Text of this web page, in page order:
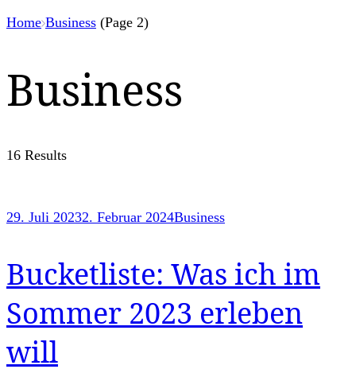
Home Business(Page 2)
Business
16 Results
29. Juli 20232. Februar 2024Business
Bucketliste: Was ich im
Sommer 2023 erleben
will